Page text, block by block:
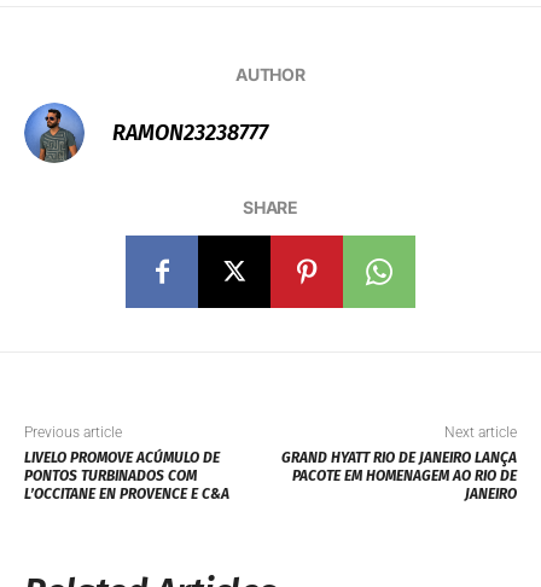
AUTHOR
RAMON23238777
SHARE
Previous article
LIVELO PROMOVE ACÚMULO DE
PONTOS TURBINADOS COM
L’OCCITANE EN PROVENCE E C&A
Next article
GRAND HYATT RIO DE JANEIRO LANÇA
PACOTE EM HOMENAGEM AO RIO DE
JANEIRO